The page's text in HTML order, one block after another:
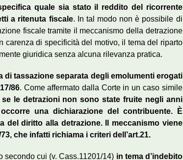
quale sia stato il reddito del ricorrente
a ritenuta fiscale. In tal modo non è possibile di
fiscale tramite il meccanismo della detrazione
carenza di specificità del motivo, il tema del riparto
giuridica senza alcuna rilevanza pratica.
di tassazione separata degli emolumenti erogati
86. Come affermato dalla Corte in un caso simile
le detrazioni non sono state fruite negli anni
una dichiarazione del contribuente. È
del diritto alla detrazione. Il meccanismo viene
che infatti richiama i criteri dell’art.21.
secondo cui (v. Cass.11201/14) in tema d’indebito